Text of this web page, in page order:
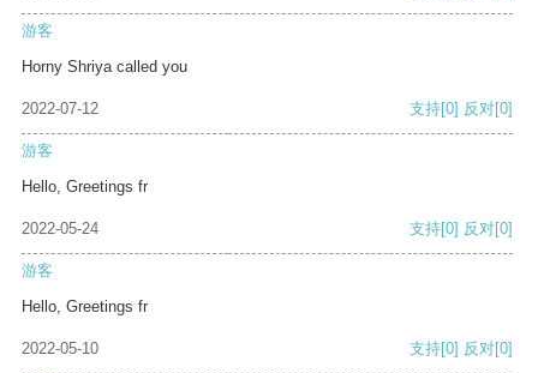
游客
Horny Shriya called you
2022-07-12 支持[0] 反对[0]
游客
Hello, Greetings fr
2022-05-24 支持[0] 反对[0]
游客
Hello, Greetings fr
2022-05-10 支持[0] 反对[0]